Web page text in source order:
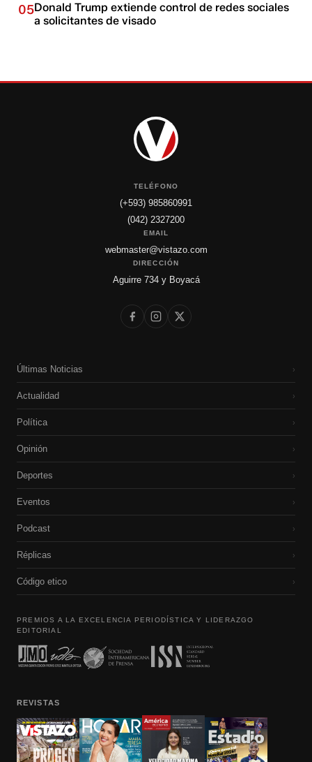
05Donald Trump extiende control de redes sociales
a solicitantes de visado
TELÉFONO
(+593) 985860991
(042) 2327200
EMAIL
webmaster@vistazo.com
DIRECCIÓN
Aguirre 734 y Boyacá
Últimas Noticias ›
Actualidad ›
Política ›
Opinión ›
Deportes ›
Eventos ›
Podcast ›
Réplicas ›
Código etico ›
PREMIOS A LA EXCELENCIA PERIODÍSTICA Y LIDERAZGO
EDITORIAL
REVISTAS